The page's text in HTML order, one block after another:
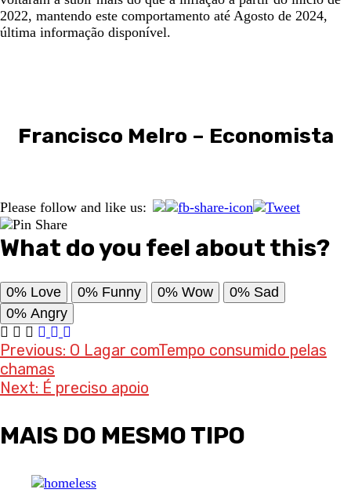
2022, mantendo este comportamento até Agosto de 2024,
última informação disponível.
Francisco Melro – Economista
Please follow and like us:
What do you feel about this?
0% Love 0% Funny 0% Wow 0% Sad
0% Angry
Post
navigation
Previous: O Lagar comTempo consumido pelas
chamas
Next: É preciso apoio
MAIS DO MESMO TIPO